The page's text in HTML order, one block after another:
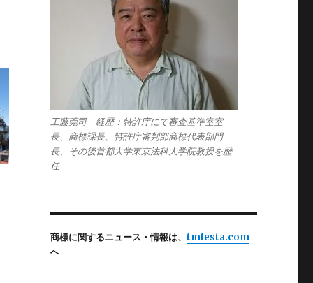
工藤莞司 経歴：特許庁にて審査基準室室
長、商標課長、特許庁審判部商標代表部門
長、その後首都大学東京法科大学院教授を歴
任
商標に関するニュース・情報は、 tmfesta.com
へ